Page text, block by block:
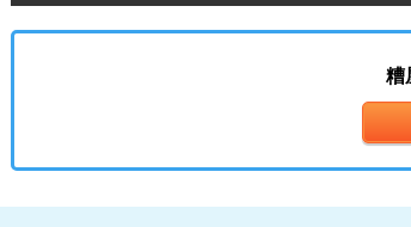
糟